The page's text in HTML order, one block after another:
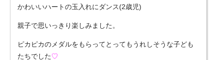
かわいいハートの玉入れにダンス(2歳児)
親子で思いっきり楽しみました。
ピカピカのメダルをもらってとってもうれしそうな子ども
たちでした♡